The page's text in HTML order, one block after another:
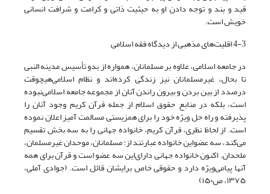
قید و بند و توجه دادن او به حیثیت ذاتی و کرامت و شرافت انسانی
خویش است.
4-3 اقلیت‌های مذهبی از دیدگاه فقه اسلامی
در جامعه اسلامی، علاوه بر مسلمانان، همواره از بدو تأسیس مدینه النبی
تا بحال، غیرمسلمانان نیز زندگی کرده‌اند و نظام اسلامی‌هیچوقت
درصدد از بین بردن و بیرون راندن آنان از مجموعه جامعه اسلامی‌نبوده
است، بلکه در منابع حقوق اسلام از جمله قرآن کریم وجود آنان را
پذیرفته و راه حل ویژه خود را برای همزیستی مسالمت آمیز اعلان نموده
است. از لحاظ نظری، قرآن کریم، خانواده جهانی را به سه بخش تقسیم
می‌کند، سه عضو‌این خانواده عبارتند از: مسلمانان، موحدان غیرمسلمان،
ملحدان. اکنون خانواده جهانی دارای‌این سه عضو است و قرآن برای همه
آنها پیامی‌ویژه دارد و حقوقی خاص برایشان قائل است. (جوادی آملی،
۱۳۷۵، ص۱۵۰)